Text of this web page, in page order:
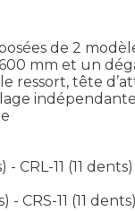
de 2
mm et un
ressort, tête
CRL-11 (11 dents)
CRS-11 (11 dents)